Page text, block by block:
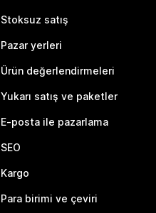
Stoksuz satış
Pazar yerleri
Ürün değerlendirmeleri
Yukarı satış ve paketler
E-posta ile pazarlama
SEO
Kargo
Para birimi ve çeviri